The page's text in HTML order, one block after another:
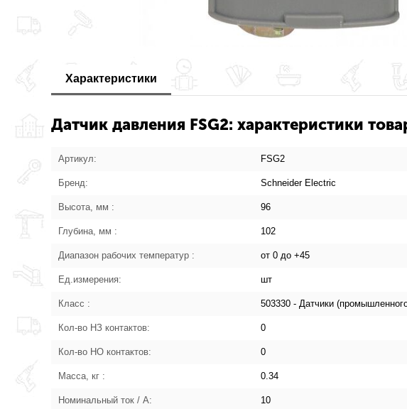
Характеристики
Датчик давления FSG2: характеристики
Артикул: FSG2
Бренд: Schneider Electric
Высота, мм : 96
Глубина, мм : 102
Диапазон рабочих температур : от 0 до +45
Ед.измерения: шт
Класс : 503330 - Датчики
Кол-во НЗ контактов: 0
Кол-во НО контактов: 0
Масса, кг : 0.34
Номинальный ток / А: 10